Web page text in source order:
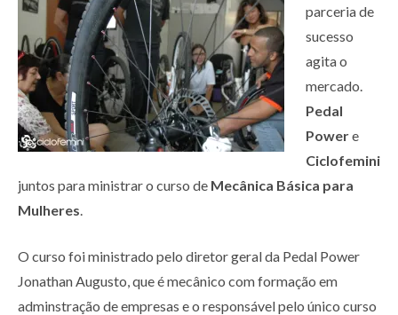
parceria de
sucesso
agita o
mercado.
Pedal
Powere
Ciclofemini
juntos para ministrar o curso de Mecânica Básica para
Mulheres.
O curso foi ministrado pelo diretor geral da Pedal Power
Jonathan Augusto, que é mecânico com formação em
adminstração de empresas e o responsável pelo único curso